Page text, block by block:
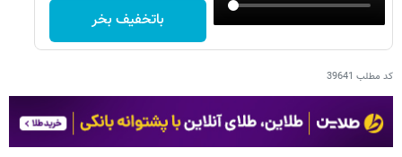
باتخفیف بخر
کد مطلب 39641